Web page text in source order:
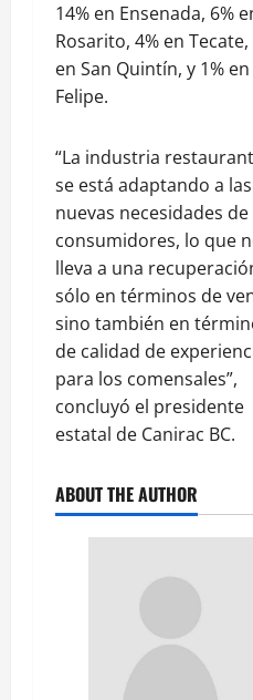
14% en Ensenada, 6%
Rosarito, 4% en Tecate,
en San Quintín, y 1% en
Felipe.
“La industria
se está adaptando a las
nuevas necesidades de
consumidores, lo que
lleva a una
sólo en términos de
sino también en
de calidad de
para los comensales”,
concluyó el presidente
estatal de Canirac BC.
ABOUT THE AUTHOR